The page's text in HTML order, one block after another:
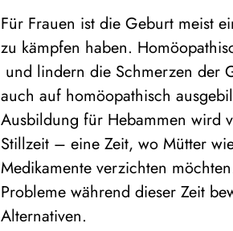
Für Frauen ist die Geburt meist
zu kämpfen haben.
und lindern die Schmerzen der
auch auf homöopathisch
Ausbildung für Hebammen wird
Stillzeit – eine Zeit, wo Mütter
Medikamente verzichten
Probleme während dieser Zeit
Alternativen.